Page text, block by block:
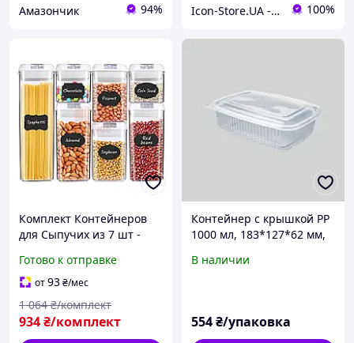
Амазончик 94% Icon-Store.UA - Мастерская Икон ручной работы под Старину 100%
Комплект Контейнеров
для Сыпучих из 7 шт -
ОРИГИНАЛ ТМ Comshop
Готово к отправке
от93₴/мес
934₴/комплект
1 064 ₴/комплект
Контейнер с крышкой РР
1000 мл, 183*127*62 мм,
В наличии
554₴/упаковка